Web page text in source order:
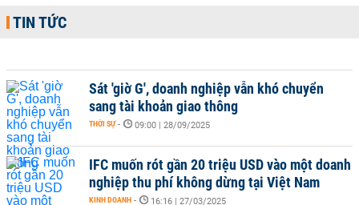
TIN TỨC
Sát 'giờ G', doanh nghiệp vẫn khó chuyển
sang tài khoản giao thông
THỜI SỰ - 09:00 | 28/09/2025
IFC muốn rót gần 20 triệu USD vào một doanh
nghiệp thu phí không dừng tại Việt Nam
KINH DOANH - 16:16 | 27/03/2025